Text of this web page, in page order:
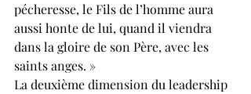
pécheresse, le Fils de l’homme aura
aussi honte de lui, quand il viendra
dans la gloire de son Père, avec les
saints anges. »
La deuxième dimension du leadership